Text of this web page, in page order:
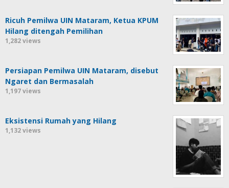
Ricuh Pemilwa UIN Mataram, Ketua KPUM
Hilang ditengah Pemilihan
1,282 views
Persiapan Pemilwa UIN Mataram, disebut
Ngaret dan Bermasalah
1,197 views
Eksistensi Rumah yang Hilang
1,132 views